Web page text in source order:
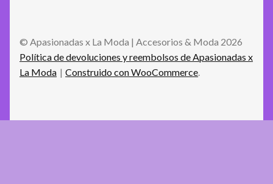
© Apasionadas x La Moda | Accesorios & Moda 2026
Política de devoluciones y reembolsos de Apasionadas x
La Moda
Construido con WooCommerce